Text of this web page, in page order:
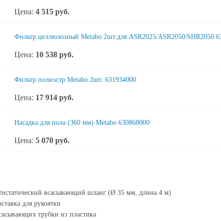
Цена: 4 515 руб.
Фильтр целлюлозный Metabo 2шт.для ASR2025/ASR2050/SHR2050
Цена: 10 538 руб.
Фильтр полиэстр Metabo 2шт. 631934000
Цена: 17 914 руб.
Насадка для пола (360 мм) Metabo 630868000
Цена: 5 070 руб.
всасывающий шланг (Ø 35 мм, длина 4 м)
для рукоятки
трубки из пластика